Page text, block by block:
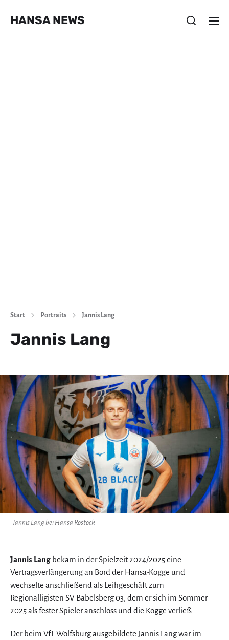
HANSA NEWS
Start Portraits Jannis Lang
Jannis Lang
Jannis Lang bei Hansa Rostock
Jannis Lang bekam in der Spielzeit 2024/2025 eine
Vertragsverlängerung an Bord der Hansa-Kogge und
wechselte anschließend als Leihgeschäft zum
Regionalligisten SV Babelsberg 03, dem er sich im Sommer
2025 als fester Spieler anschloss und die Kogge verließ.
Der beim VfL Wolfsburg ausgebildete Jannis Lang war im